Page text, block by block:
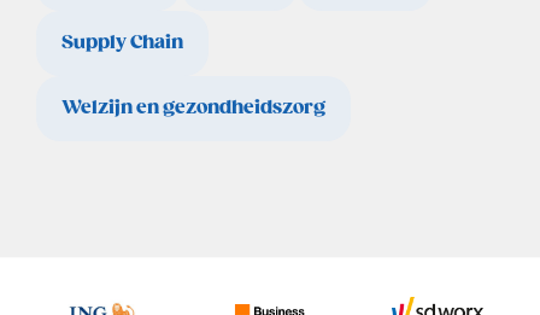
Supply Chain
Welzijn en gezondheidszorg